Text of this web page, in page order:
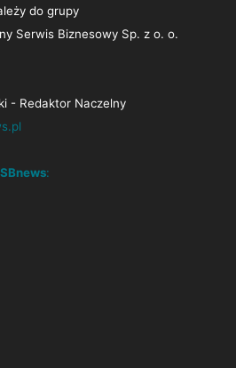
do grupy
Serwis Biznesowy Sp. z o. o.
- Redaktor Naczelny
: